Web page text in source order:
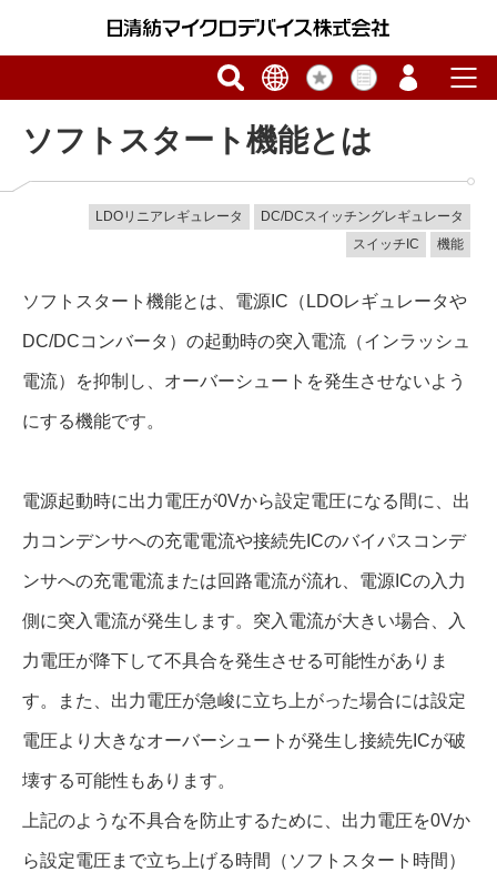
ソフトスタート機能とは
LDOリニアレギュレータ
DC/DCスイッチングレギュレータ
スイッチIC
機能
ソフトスタート機能とは、電源IC（LDOレギュレータや
DC/DCコンバータ）の起動時の突入電流（インラッシュ
電流）を抑制し、オーバーシュートを発生させないよう
にする機能です。
電源起動時に出力電圧が0Vから設定電圧になる間に、出
力コンデンサへの充電電流や接続先ICのバイパスコンデ
ンサへの充電電流または回路電流が流れ、電源ICの入力
側に突入電流が発生します。突入電流が大きい場合、入
力電圧が降下して不具合を発生させる可能性がありま
す。また、出力電圧が急峻に立ち上がった場合には設定
電圧より大きなオーバーシュートが発生し接続先ICが破
壊する可能性もあります。
上記のような不具合を防止するために、出力電圧を0Vか
ら設定電圧まで立ち上げる時間（ソフトスタート時間）